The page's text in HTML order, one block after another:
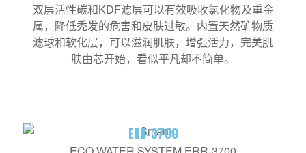
双层活性碳和KDF滤层可以有效吸收氯化物及重金
属，降低秃发的危害和皮肤过敏。内置天然矿物质
滤球和软化层，可以滋润肌肤，增强活力，完美肌
肤由芯开始，看似平凡却不简单。
ERR-3700